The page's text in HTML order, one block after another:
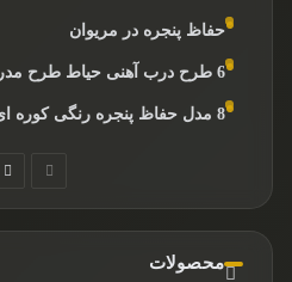
حفاظ پنجره در مریوان
6 طرح درب آهنی حیاط طرح مدرن
8 مدل حفاظ پنجره رنگی کوره ای
صفحه
محصولات